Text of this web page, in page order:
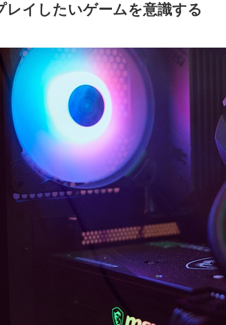
レイしたいゲームを意識する